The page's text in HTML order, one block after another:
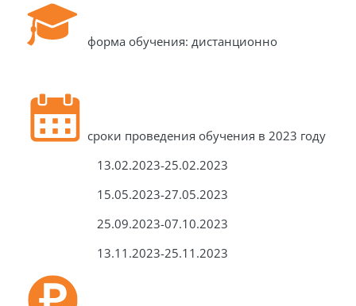
форма обучения: дистанционно
сроки проведения обучения в 2023 году
13.02.2023-25.02.2023
15.05.2023-27.05.2023
25.09.2023-07.10.2023
13.11.2023-25.11.2023